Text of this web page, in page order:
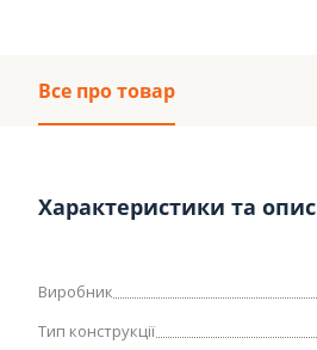
Все про товар
Характеристики та опис
Виробник
Тип конструкції